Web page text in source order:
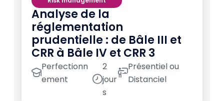
Analyse de la
réglementation
prudentielle : de Bâle III et
CRR à Bâle IV et CRR 3
Perfectionn
ement
2
jour
s
Présentiel ou
Distanciel